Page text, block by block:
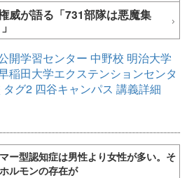
威が語る「731部隊は悪魔集
開学習センター 中野校 明治大学
稲田大学エクステンションセンタ
タグ2 四谷キャンパス 講義詳細
ー型認知症は男性より女性が多い。そ
ルモンの存在が